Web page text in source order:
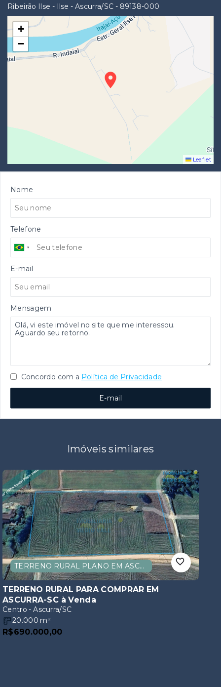
Ribeirão Ilse - Ilse - Ascurra/SC - 89138-000
+
−
Leaflet
Nome
Telefone
E-mail
Mensagem
Concordo com a Política de Privacidade
E-mail
Imóveis similares
TERRENO RURAL PLANO EM ASCURRA-SC
TERRENO RURAL PARA COMPRAR EM
ASCURRA-SC à Venda
Centro - Ascurra/SC
20.000 m²
R$690.000,00